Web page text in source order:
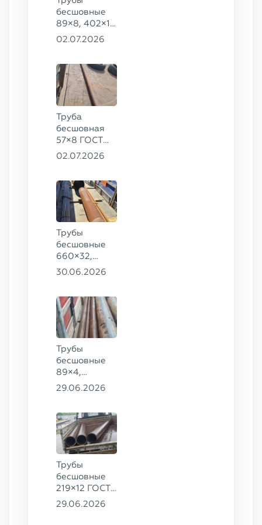
бесшовные
89×8, 402×10
ГОСТ 8732-
02.07.2026
Труба
бесшовная
57×8 ГОСТ
8732-78
02.07.2026
Трубы
бесшовные
660×32,
426×28,
8732-78
сталь 09Г2С
30.06.2026
Трубы
бесшовные
89×4,
203×20,
09Г2С
29.06.2026
Трубы
бесшовные
219×12 ГОСТ
8732-78, ст.
29.06.2026